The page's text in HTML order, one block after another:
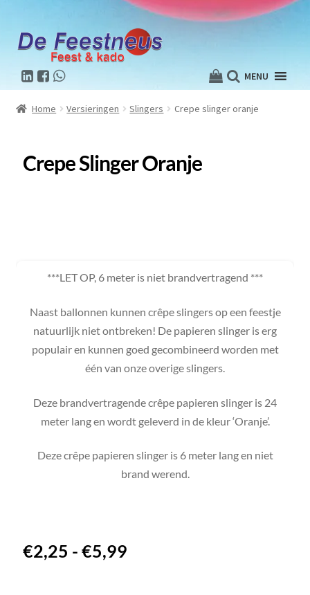
MENU
Home Versieringen Slingers Crepe slinger oranje
Crepe Slinger Oranje
***LET OP, 6 meter is niet brandvertragend ***
Naast ballonnen kunnen crêpe slingers op een feestje
natuurlijk niet ontbreken! De papieren slinger is erg
populair en kunnen goed gecombineerd worden met
één van onze overige slingers.
Deze brandvertragende crêpe papieren slinger is 24
meter lang en wordt geleverd in de kleur ‘Oranje’.
Deze crêpe papieren slinger is 6 meter lang en niet
brand werend.
€2,25 - €5,99